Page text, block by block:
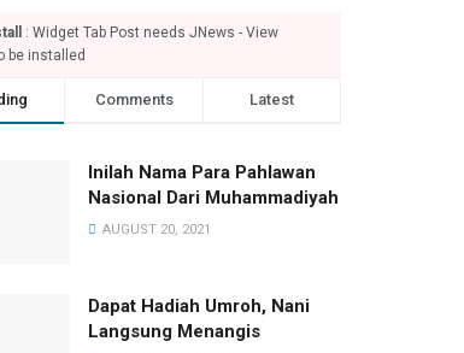
: Widget Tab Post needs JNews - View
be installed
Comments Latest
Inilah Nama Para Pahlawan
Nasional Dari Muhammadiyah
AUGUST 20, 2021
Dapat Hadiah Umroh, Nani
Langsung Menangis